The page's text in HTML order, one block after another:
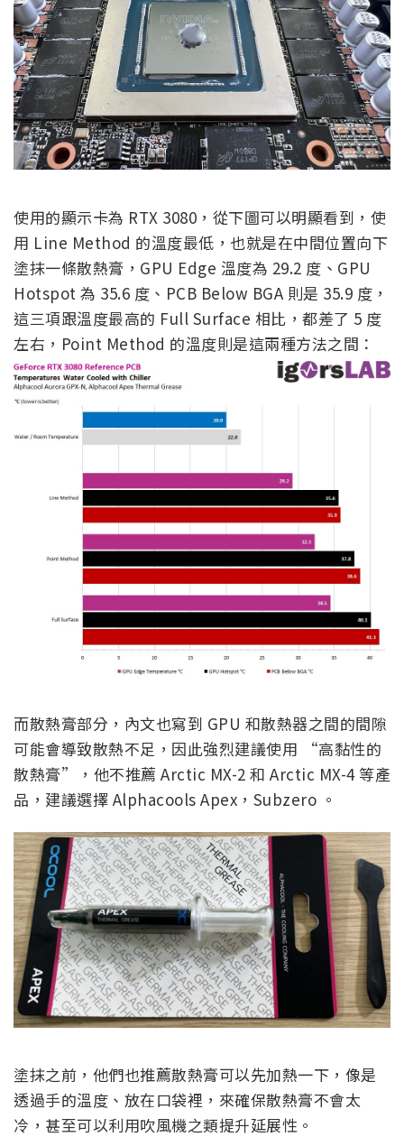
使用的顯示卡為 RTX 3080，從下圖可以明顯看到，使
用 Line Method 的溫度最低，也就是在中間位置向下
塗抹一條散熱膏，GPU Edge 溫度為 29.2 度、GPU
Hotspot 為 35.6 度、PCB Below BGA 則是 35.9 度，
這三項跟溫度最高的 Full Surface 相比，都差了 5 度
左右，Point Method 的溫度則是這兩種方法之間：
而散熱膏部分，內文也寫到 GPU 和散熱器之間的間隙
可能會導致散熱不足，因此強烈建議使用 “高黏性的
散熱膏”，他不推薦 Arctic MX-2 和 Arctic MX-4 等產
品，建議選擇 Alphacools Apex，Subzero 。
塗抹之前，他們也推薦散熱膏可以先加熱一下，像是
透過手的溫度、放在口袋裡，來確保散熱膏不會太
冷，甚至可以利用吹風機之類提升延展性。